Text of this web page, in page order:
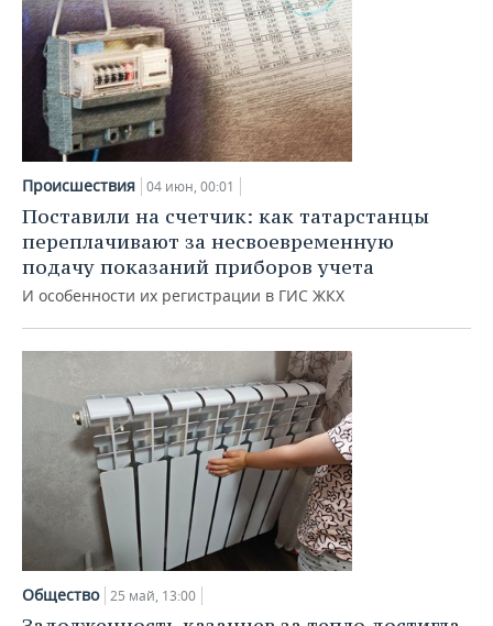
Происшествия 04 июн, 00:01
Поставили на счетчик: как татарстанцы
переплачивают за несвоевременную
подачу показаний приборов учета
И особенности их регистрации в ГИС ЖКХ
Общество 25 май, 13:00